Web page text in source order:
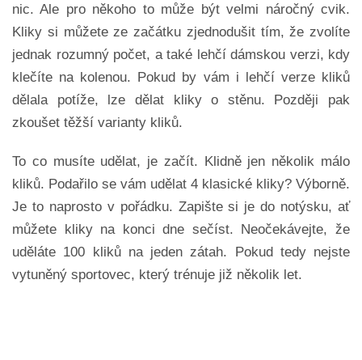
nic. Ale pro někoho to může být velmi náročný cvik.
Kliky si můžete ze začátku zjednodušit tím, že zvolíte
jednak rozumný počet, a také lehčí dámskou verzi, kdy
klečíte na kolenou. Pokud by vám i lehčí verze kliků
dělala potíže, lze dělat kliky o stěnu. Později pak
zkoušet těžší varianty kliků.
To co musíte udělat, je začít. Klidně jen několik málo
kliků. Podařilo se vám udělat 4 klasické kliky? Výborně.
Je to naprosto v pořádku. Zapište si je do notýsku, ať
můžete kliky na konci dne sečíst. Neočekávejte, že
uděláte 100 kliků na jeden zátah. Pokud tedy nejste
vytuněný sportovec, který trénuje již několik let.